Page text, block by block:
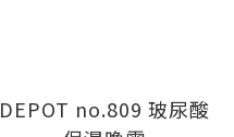
DEPOT no.809 玻尿酸